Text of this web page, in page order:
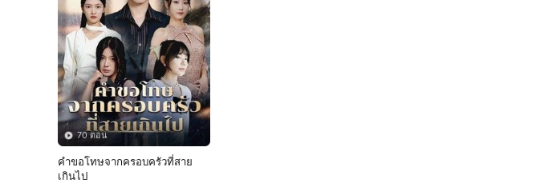
70 ตอน
คำขอโทษจากครอบครัวที่สาย
เกินไป